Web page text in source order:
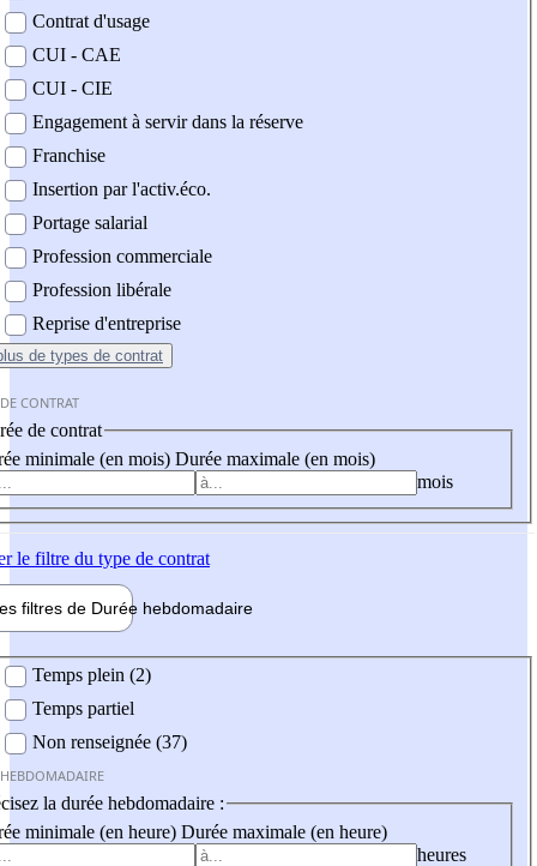
Contrat d'usage
CUI - CAE
CUI - CIE
Engagement à servir dans la réserve
Franchise
Insertion par l'activ.éco.
Portage salarial
Profession commerciale
Profession libérale
Reprise d'entreprise
de types de contrat
CONTRAT
de contrat
minimale (en mois) Durée maximale (en mois)
mois
le filtre du type de contrat
filtres de Durée hebdomadaire
Temps plein (2)
Temps partiel
Non renseignée (37)
la durée hebdomadaire :
minimale (en heure) Durée maximale (en heure)
heures